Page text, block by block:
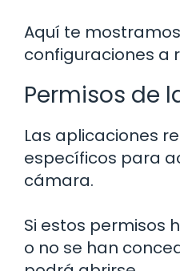
Aquí te
configuraciones a
Permisos de
Las aplicaciones
específicos para
cámara.
Si estos permisos
o no se han